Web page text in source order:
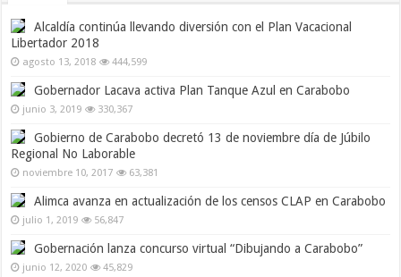
Alcaldía continúa llevando diversión con el Plan Vacacional
Libertador 2018
agosto 13, 2018 444,599
Gobernador Lacava activa Plan Tanque Azul en Carabobo
junio 3, 2019 330,367
Gobierno de Carabobo decretó 13 de noviembre día de Júbilo
Regional No Laborable
noviembre 10, 2017 63,381
Alimca avanza en actualización de los censos CLAP en Carabobo
julio 1, 2019 56,847
Gobernación lanza concurso virtual “Dibujando a Carabobo”
junio 12, 2020 45,829